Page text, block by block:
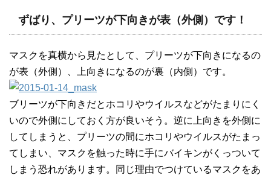
ずばり、プリーツが下向きが表（外側）です！
マスクを真横から見たとして、プリーツが下向きになるの
が表（外側）、上向きになるのが裏（内側）です。
ブリーツが下向きだとホコリやウイルスなどがたまりにく
いので外側にしておく方が良いそう。逆に上向きを外側に
してしまうと、プリーツの間にホコリやウイルスがたまっ
てしまい、マスクを触った時に手にバイキンがくっついて
しまう恐れがあります。同じ理由でつけているマスクをあ